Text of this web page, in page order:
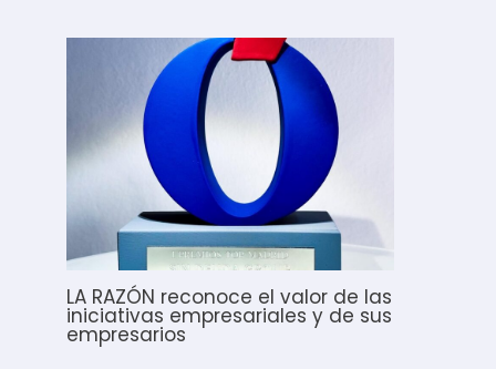
LA RAZÓN reconoce el valor de las
iniciativas empresariales y de sus
empresarios